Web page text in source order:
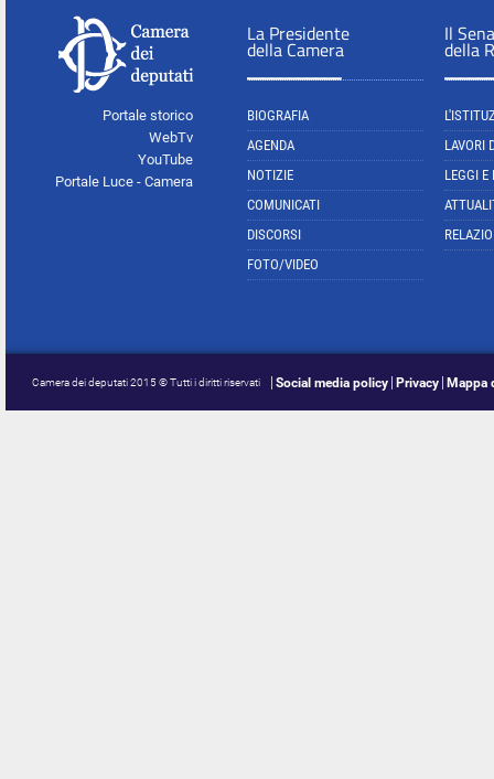
Portale storico
WebTv
YouTube
Portale Luce - Camera
La Presidente
della Camera
BIOGRAFIA
AGENDA
NOTIZIE
COMUNICATI
DISCORSI
FOTO/VIDEO
Il
della
LAVORI
LEGGI E
Camera dei deputati 2015 © Tutti i diritti riservati Social media policy Privacy Mappa